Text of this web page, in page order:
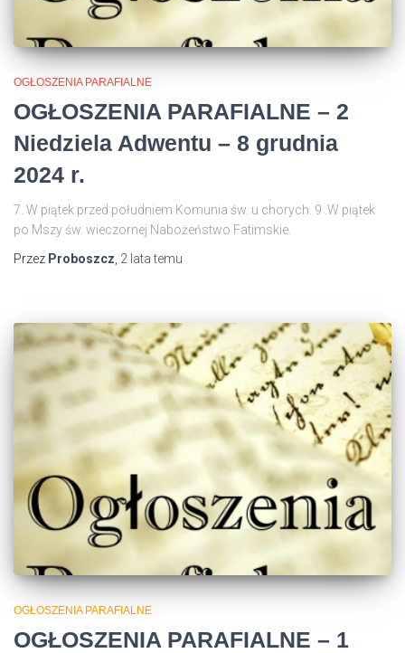
OGŁOSZENIA PARAFIALNE
OGŁOSZENIA PARAFIALNE – 2
Niedziela Adwentu – 8 grudnia
2024 r.
7. W piątek przed południem Komunia św. u chorych. 9 .W piątek
po Mszy św. wieczornej Nabożeństwo Fatimskie.
Przez Proboszcz 2 latatemu
OGŁOSZENIA PARAFIALNE
OGŁOSZENIA PARAFIALNE – 1